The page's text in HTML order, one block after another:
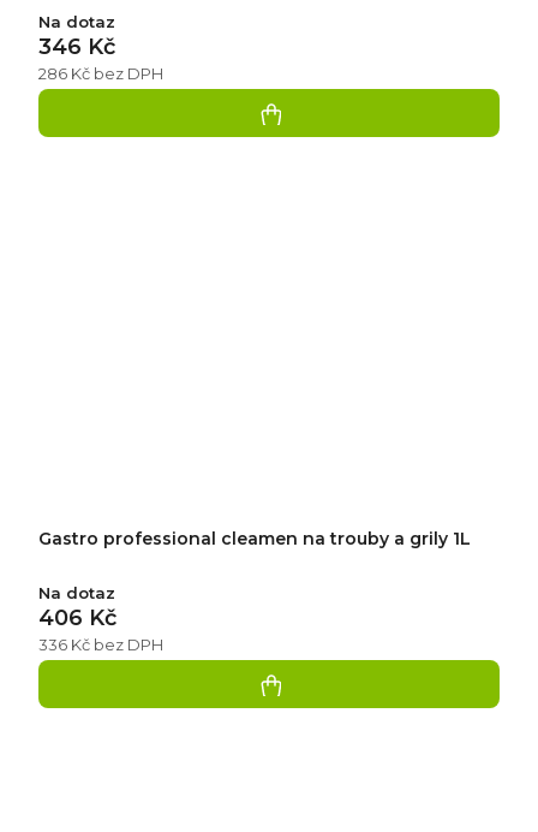
Na dotaz
286 Kč bez DPH
346 Kč
Gastro professional cleamen na trouby a grily 1L
Na dotaz
336 Kč bez DPH
406 Kč